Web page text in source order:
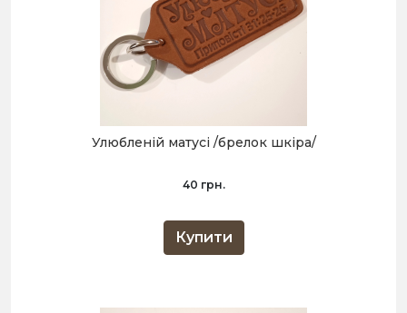
Улюбленій матусі /брелок шкіра/
40 грн.
Купити